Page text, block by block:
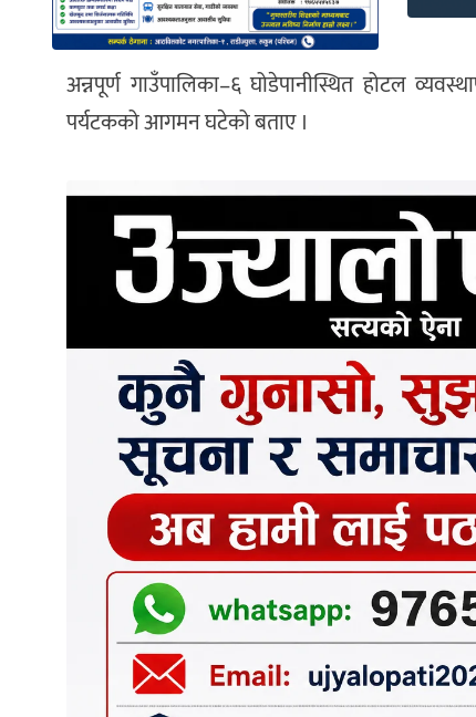
अन्नपूर्ण गाउँपालिका–६ घोडेपानीस्थित होटल
पर्यटकको आगमन घटेको बताए ।